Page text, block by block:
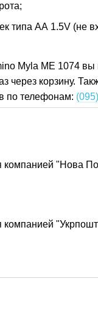
типа АА 1.5V (не
Myla ME 1074
через корзину.
по телефонам:
компанией "Нова
компанией